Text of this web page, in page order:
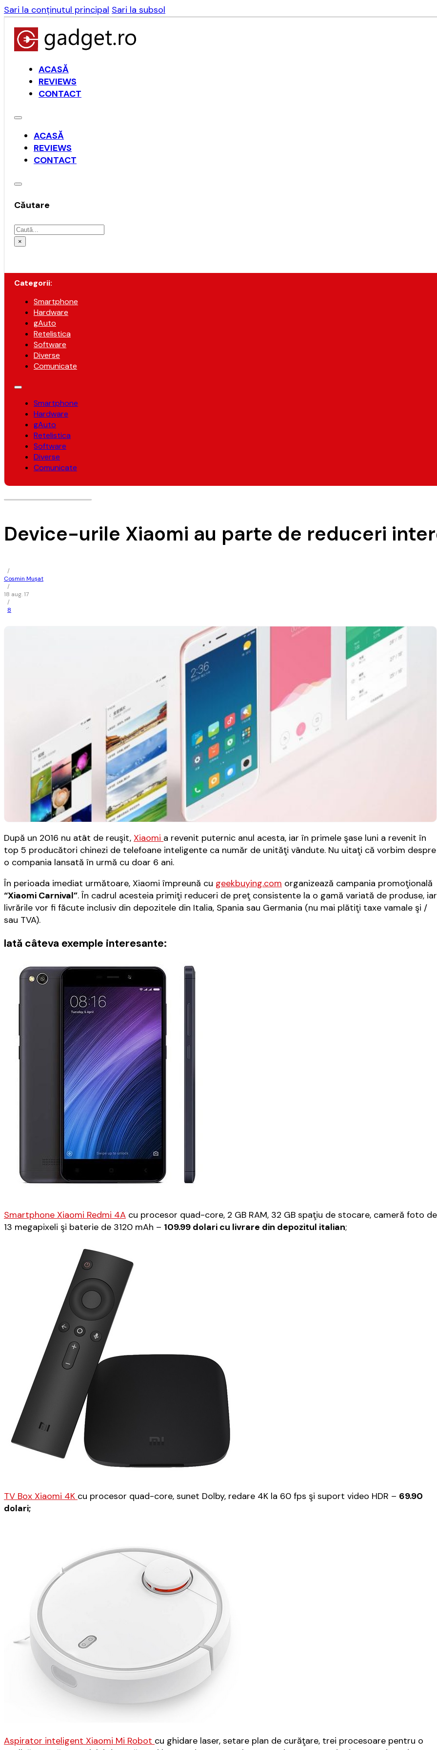
Sari la conținutul principal Sari la subsol
ACASĂ
REVIEWS
CONTACT
ACASĂ
REVIEWS
CONTACT
Căutare
Caută
×
Categorii:
Smartphone
Hardware
gAuto
Retelistica
Software
Diverse
Comunicate
Smartphone
Hardware
gAuto
Retelistica
Software
Diverse
Comunicate
Device-urile Xiaomi au parte de reduceri
/
Cosmin Mușat
/
18 aug. 17
/
8
După un 2016 nu atât de reuşit, Xiaomi a revenit puternic anul acesta, iar în primele şase luni a revenit în
top 5 producători chinezi de telefoane inteligente ca număr de unităţi vândute. Nu uitaţi că vorbim despre
o compania lansată în urmă cu doar 6 ani.
În perioada imediat următoare, Xiaomi împreună cu geekbuying.com organizează campania promoţională
“Xiaomi Carnival”. În cadrul acesteia primiţi reduceri de preţ consistente la o gamă variată de produse, iar
livrările vor fi făcute inclusiv din depozitele din Italia, Spania sau Germania (nu mai plătiţi taxe vamale şi /
sau TVA).
Iată câteva exemple interesante:
Smartphone Xiaomi Redmi 4A cu procesor quad-core, 2 GB RAM, 32 GB spaţiu de stocare, cameră foto de
13 megapixeli şi baterie de 3120 mAh – 109.99 dolari cu livrare din depozitul italian;
TV Box Xiaomi 4K cu procesor quad-core, sunet Dolby, redare 4K la 60 fps şi suport video HDR – 69.90
dolari;
Aspirator inteligent Xiaomi Mi Robot cu ghidare laser, setare plan de curăţare, trei procesoare pentru o